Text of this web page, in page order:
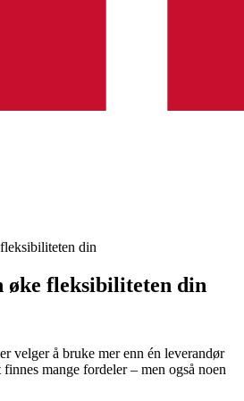
din
fleksibiliteten din
velger å bruke mer enn én leverandør
mange fordeler – men også noen